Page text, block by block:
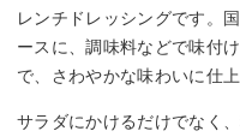
レンチドレッシングです。
ースに、調味料などで味付
で、さわやかな味わいに仕上
サラダにかけるだけでなく